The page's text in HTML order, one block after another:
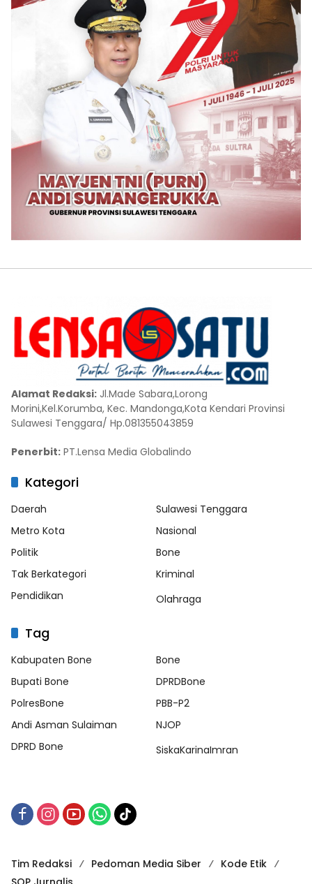
Alamat Redaksi: Jl.Made Sabara,Lorong
Morini,Kel.Korumba, Kec. Mandonga,Kota Kendari Provinsi
Sulawesi Tenggara/ Hp.081355043859
Penerbit: PT.Lensa Media Globalindo
Kategori
Daerah
Sulawesi Tenggara
Metro Kota
Nasional
Politik
Bone
Tak Berkategori
Kriminal
Pendidikan
Olahraga
Tag
Kabupaten Bone
Bone
Bupati Bone
DPRDBone
PolresBone
PBB-P2
Andi Asman Sulaiman
NJOP
DPRD Bone
SiskaKarinaImran
Tim Redaksi Pedoman Media Siber
Kode Etik